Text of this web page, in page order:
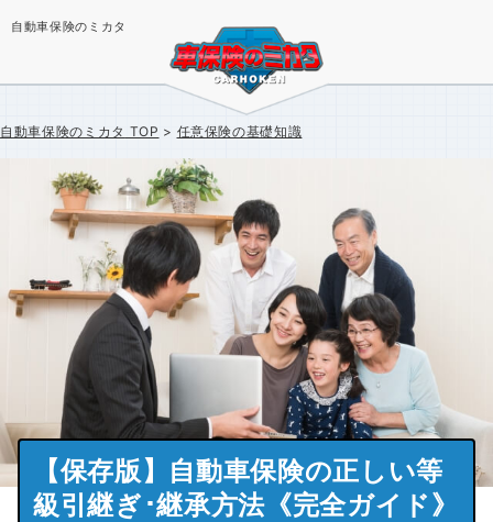
自動車保険のミカタ
自動車保険のミカタ TOP 任意保険の基礎知識
【保存版】自動車保険の正しい等
級引継ぎ･継承方法《完全ガイド》